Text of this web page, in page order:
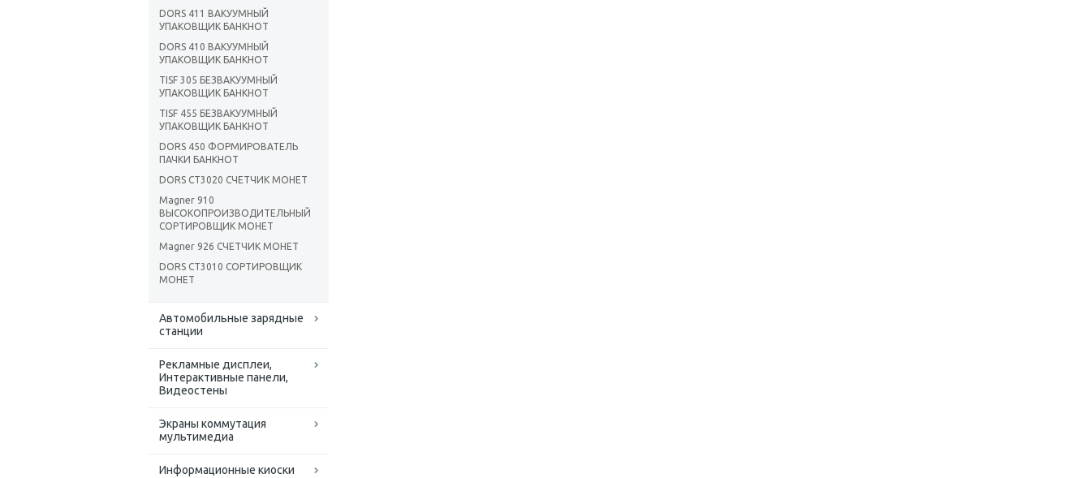
DORS 411 ВАКУУМНЫЙ
УПАКОВЩИК БАНКНОТ
DORS 410 ВАКУУМНЫЙ
УПАКОВЩИК БАНКНОТ
TISF 305 БЕЗВАКУУМНЫЙ
УПАКОВЩИК БАНКНОТ
TISF 455 БЕЗВАКУУМНЫЙ
УПАКОВЩИК БАНКНОТ
DORS 450 ФОРМИРОВАТЕЛЬ
ПАЧКИ БАНКНОТ
DORS CT3020 CЧЕТЧИК МОНЕТ
Magner 910
ВЫСОКОПРОИЗВОДИТЕЛЬНЫЙ
СОРТИРОВЩИК МОНЕТ
Magner 926 СЧЕТЧИК МОНЕТ
DORS CT3010 CОРТИРОВЩИК
МОНЕТ
Автомобильные зарядные
станции
Рекламные дисплеи,
Интерактивные панели,
Видеостены
Экраны коммутация
мультимедиа
Информационные киоски